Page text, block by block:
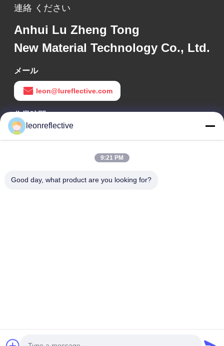
連絡 ください
Anhui Lu Zheng Tong
New Material Technology Co., Ltd.
メール
leon@lureflective.com
作業時間
9:00-18:00
2階,D2ビル,黄井科学技術公園,ハイテクゾーン,河北,安??,中国
leonreflective
9:21 PM
Good day, what product are you looking for?